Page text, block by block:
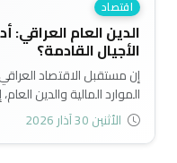
اقتصاد
الدين العام
الأجيال القادمة؟
إن مستقبل الاقتصاد
الموارد المالية والدين
يمكن أن يدعم التنمية
تحميل الأجيال القادمة
والاستقرار في المستقبل..
الأثنين 30 آذار 2026